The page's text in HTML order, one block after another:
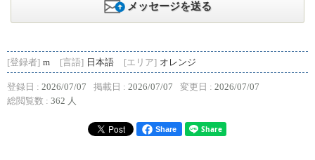
メッセージを送る
[登録者] m [言語] 日本語 [エリア] オレンジ
登録日 : 2026/07/07 掲載日 : 2026/07/07 変更日 : 2026/07/07
総閲覧数 : 362 人
Share